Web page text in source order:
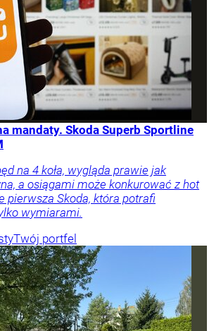
mandaty. Skoda Superb Sportline
na 4 koła, wygląda prawie jak
a osiągami może konkurować z hot
pierwsza Skoda, która potrafi
wymiarami.
Twój portfel